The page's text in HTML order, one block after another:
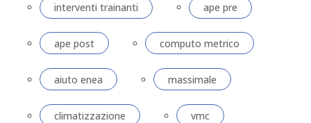
interventi trainanti ape pre
ape post computo metrico
aiuto enea massimale
climatizzazione vmc